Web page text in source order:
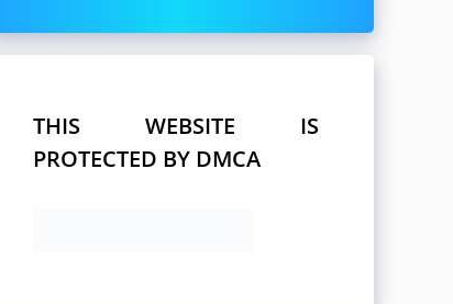
THIS WEBSITE IS
PROTECTED BY DMCA